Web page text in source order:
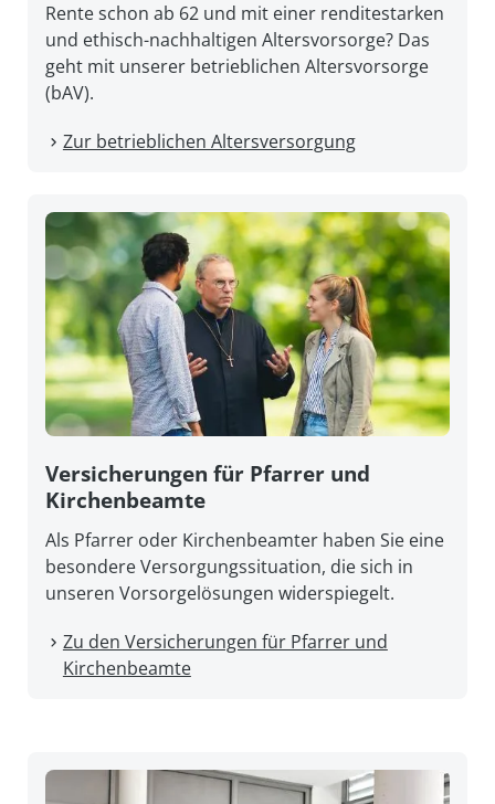
Rente schon ab 62 und mit einer renditestarken
und ethisch-nachhaltigen Altersvorsorge? Das
geht mit unserer betrieblichen Altersvorsorge
(bAV).
Zur betrieblichen Altersversorgung
Versicherungen für Pfarrer und
Kirchenbeamte
Als Pfarrer oder Kirchenbeamter haben Sie eine
besondere Versorgungssituation, die sich in
unseren Vorsorgelösungen widerspiegelt.
Zu den Versicherungen für Pfarrer und
Kirchenbeamte